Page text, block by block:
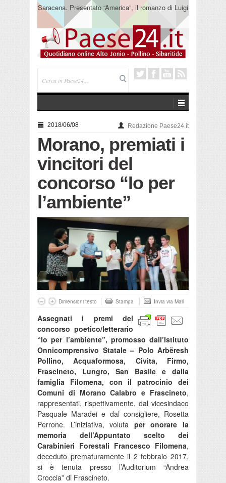
Saracena. Presentato “America”, il romanzo di Luigi
Pandolfi che racconta l’emigrazione
2018/06/08 Redazione Paese24.it
Morano, premiati i
vincitori del
concorso “Io per
l’ambiente”
Dimensioni testo Stampa Invia via Mail
Assegnati i premi del
concorso poetico/letterario
“Io per l’ambiente”, promosso dall’Istituto
Onnicomprensivo Statale – Polo Arbëresh
Pollino, Acquaformosa, Civita, Firmo,
Frascineto, Lungro, San Basile e dalla
famiglia Filomena, con il patrocinio dei
Comuni di Morano Calabro e Frascineto,
rappresentati, rispettivamente, dal vicesindaco
Pasquale Maradei e dal consigliere, Rosetta
Perrone. L’iniziativa, voluta per onorare la
memoria dell’Appuntato scelto dei
Carabinieri Forestali Francesco Filomena,
deceduto prematuramente il 2 febbraio 2017,
si è tenuta presso l’Auditorium “Andrea
Croccia” di Frascineto.